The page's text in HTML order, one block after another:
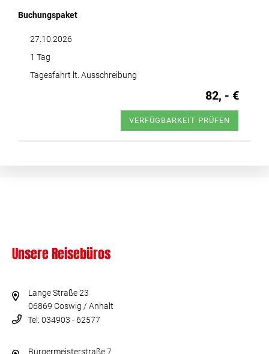
Buchungspaket
27.10.2026
1 Tag
Tagesfahrt lt. Ausschreibung
82, - €
VERFÜGBARKEIT PRÜFEN
Unsere Reisebüros
Lange Straße 23
06869 Coswig / Anhalt
Tel: 034903 - 62577
Bürgermeisterstraße 7